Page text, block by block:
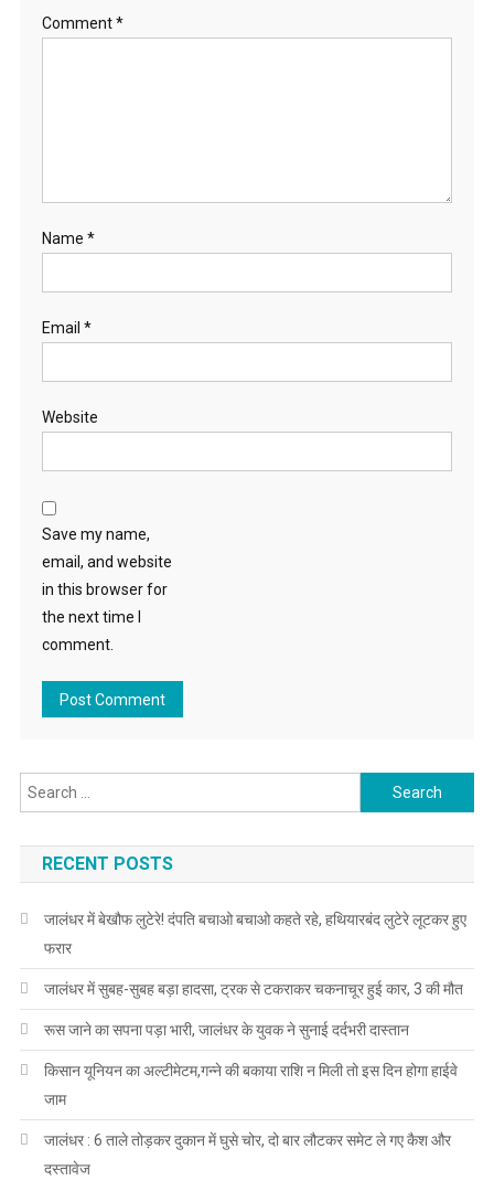
Comment*
Name *
Email *
Website
Save my name,
email, and website
in this browser for
the next time I
comment.
Search for:
RECENT POSTS
जालंधर में बेखौफ लुटेरे! दंपति बचाओ बचाओ कहते रहे, हथियारबंद लुटेरे लूटकर हुए
फरार
जालंधर में सुबह-सुबह बड़ा हादसा, ट्रक से टकराकर चकनाचूर हुई कार, 3 की मौत
रूस जाने का सपना पड़ा भारी, जालंधर के युवक ने सुनाई दर्दभरी दास्तान
किसान यूनियन का अल्टीमेटम,गन्ने की बकाया राशि न मिली तो इस दिन होगा हाईवे
जाम
जालंधर : 6 ताले तोड़कर दुकान में घुसे चोर, दो बार लौटकर समेट ले गए कैश और
दस्तावेज